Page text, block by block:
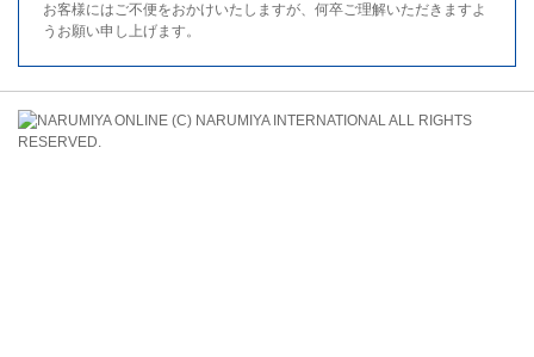
お客様にはご不便をおかけいたしますが、何卒ご理解いただきますよ
うお願い申し上げます。